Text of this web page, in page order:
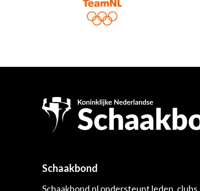
Schaakbond
Schaakbond.nl ondersteunt leden,